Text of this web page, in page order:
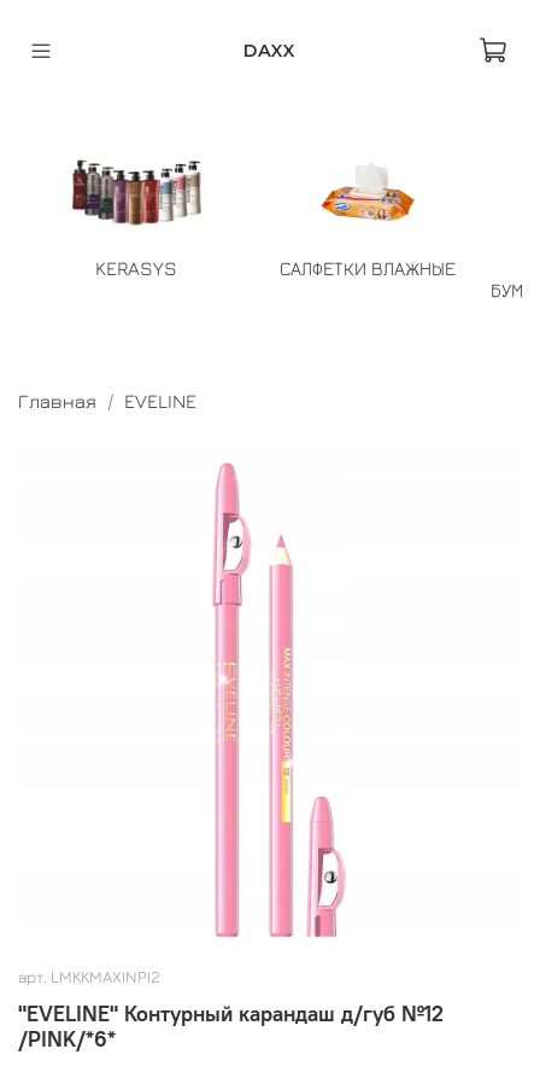
DAXX
KERASYS
САЛФЕТКИ ВЛАЖНЫЕ
Главная EVELINE
арт. LMKKMAXINPI2
"EVELINE" Контурный карандаш д/губ №12
/PINK/*6*